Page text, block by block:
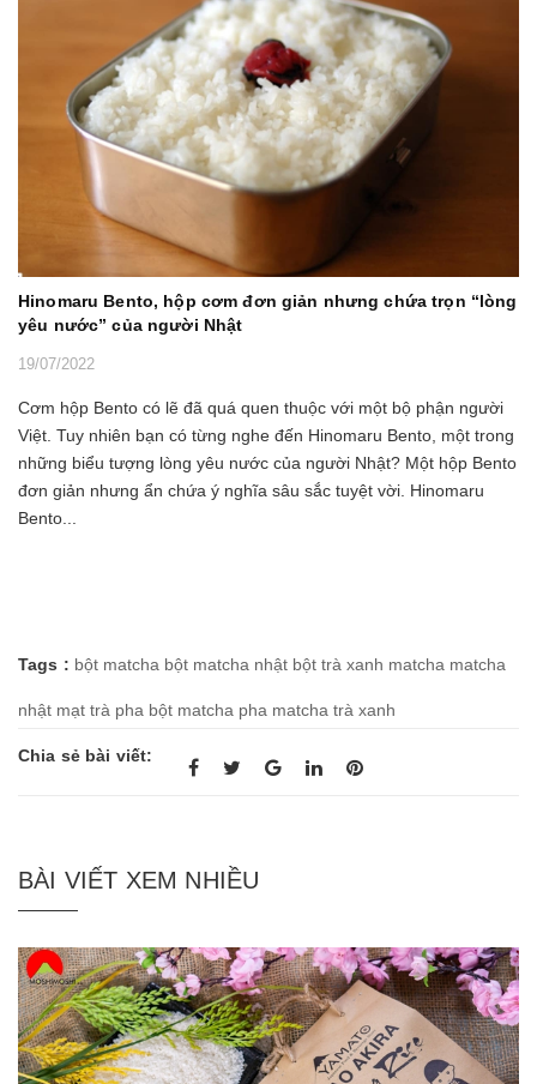
Hinomaru Bento, hộp cơm đơn giản nhưng chứa trọn “lòng
yêu nước” của người Nhật
19/07/2022
Cơm hộp Bento có lẽ đã quá quen thuộc với một bộ phận người
Việt. Tuy nhiên bạn có từng nghe đến Hinomaru Bento, một trong
những biểu tượng lòng yêu nước của người Nhật? Một hộp Bento
đơn giản nhưng ẩn chứa ý nghĩa sâu sắc tuyệt vời. Hinomaru
Bento...
Tags : bột matcha bột matcha nhật bột trà xanh matcha matcha
nhật mạt trà pha bột matcha pha matcha trà xanh
Chia sẻ bài viết:
BÀI VIẾT XEM NHIỀU